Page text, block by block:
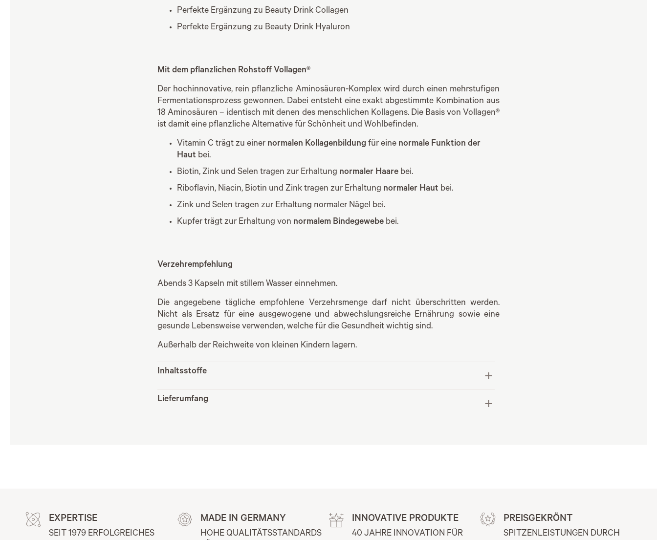
Perfekte Ergänzung zu Beauty Drink Collagen
Perfekte Ergänzung zu Beauty Drink Hyaluron
Mit dem pflanzlichen Rohstoff Vollagen®
Der hochinnovative, rein pflanzliche Aminosäuren-Komplex wird durch einen mehrstufigen
Fermentationsprozess gewonnen. Dabei entsteht eine exakt abgestimmte Kombination aus
18 Aminosäuren – identisch mit denen des menschlichen Kollagens. Die Basis von Vollagen®
ist damit eine pflanzliche Alternative für Schönheit und Wohlbefinden.
Vitamin C trägt zu einer normalen Kollagenbildung für eine normale Funktion der
Haut bei.
Biotin, Zink und Selen tragen zur Erhaltung normaler Haare bei.
Riboflavin, Niacin, Biotin und Zink tragen zur Erhaltung normaler Haut bei.
Zink und Selen tragen zur Erhaltung normaler Nägel bei.
Kupfer trägt zur Erhaltung von normalem Bindegewebe bei.
Verzehrempfehlung
Abends 3 Kapseln mit stillem Wasser einnehmen.
Die angegebene tägliche empfohlene Verzehrsmenge darf nicht überschritten werden.
Nicht als Ersatz für eine ausgewogene und abwechslungsreiche Ernährung sowie eine
gesunde Lebensweise verwenden, welche für die Gesundheit wichtig sind.
Außerhalb der Reichweite von kleinen Kindern lagern.
Inhaltsstoffe
Lieferumfang
EXPERTISE
SEIT 1979 ERFOLGREICHES
MADE IN GERMANY
HOHE QUALITÄTSSTANDARDS
INNOVATIVE PRODUKTE
40 JAHRE INNOVATION FÜR
PREISGEKRÖNT
SPITZENLEISTUNGEN DURCH